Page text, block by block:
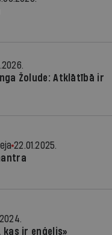
Žolude: Atklātībā ir
22.01.2025.
kas ir eņģelis»